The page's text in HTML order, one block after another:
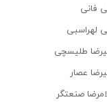
فانی
لهراسبی
طلیسچی
عصار
صنعتگر